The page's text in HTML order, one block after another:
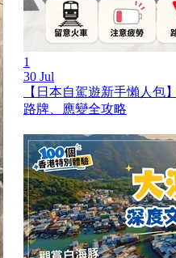
1
30 Jul
【日本自駕遊新手懶人包
路牌、應變全攻略